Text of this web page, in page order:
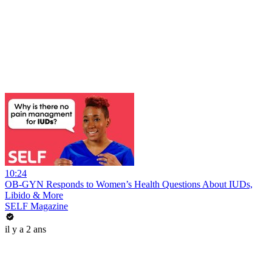
10:24
OB-GYN Responds to Women’s Health Questions About IUDs,
Libido & More
SELF Magazine
il y a 2 ans